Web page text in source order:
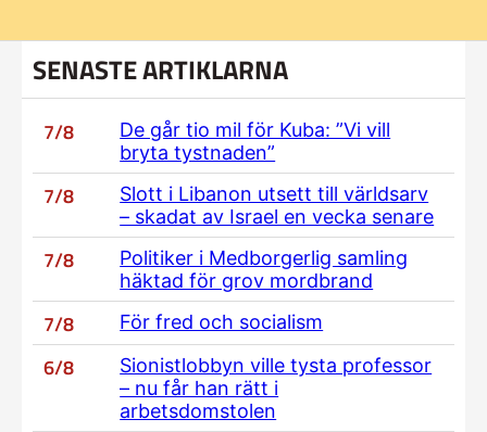
SENASTE ARTIKLARNA
7/8
De går tio mil för Kuba: ”Vi vill
bryta tystnaden”
7/8
Slott i Libanon utsett till världsarv
– skadat av Israel en vecka senare
7/8
Politiker i Medborgerlig samling
häktad för grov mordbrand
7/8 För fred och socialism
6/8
Sionistlobbyn ville tysta professor
– nu får han rätt i
arbetsdomstolen